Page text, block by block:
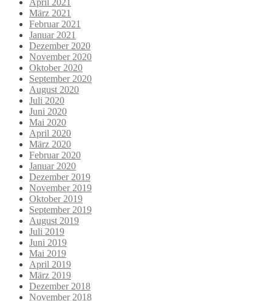
März 2021
Februar 2021
Januar 2021
Dezember 2020
November 2020
Oktober 2020
September 2020
August 2020
Juli 2020
Juni 2020
Mai 2020
April 2020
März 2020
Februar 2020
Januar 2020
Dezember 2019
November 2019
Oktober 2019
September 2019
August 2019
Juli 2019
Juni 2019
Mai 2019
April 2019
März 2019
Dezember 2018
November 2018